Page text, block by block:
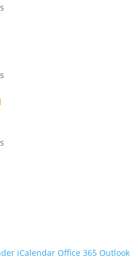
iCalendar Office 365 Outlook